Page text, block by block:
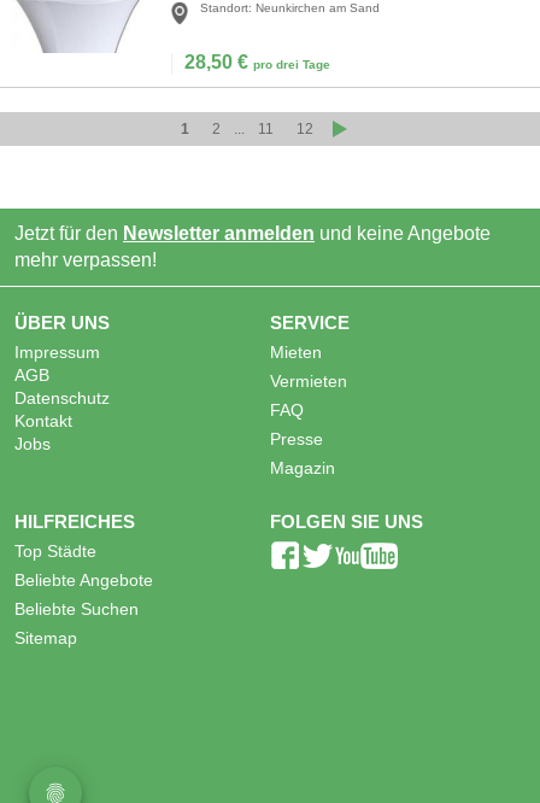
Standort: Neunkirchen am Sand
28,50 € pro drei Tage
1 2 ... 11 12
Jetzt für den Newsletter anmelden und keine Angebote
mehr verpassen!
ÜBER UNS
Impressum
AGB
Datenschutz
Kontakt
Jobs
SERVICE
Mieten
Vermieten
FAQ
Presse
Magazin
HILFREICHES
Top Städte
Beliebte Angebote
Beliebte Suchen
Sitemap
FOLGEN SIE UNS